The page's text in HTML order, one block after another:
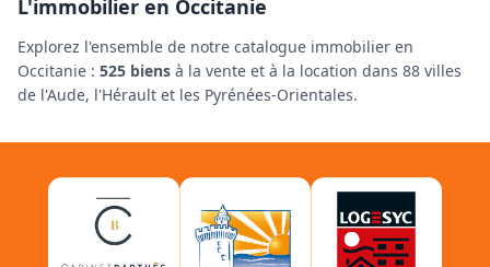
L'immobilier en Occitanie
Explorez l'ensemble de notre catalogue immobilier en
Occitanie : 525 biens à la vente et à la location dans 88 villes
de l'Aude, l'Hérault et les Pyrénées-Orientales.